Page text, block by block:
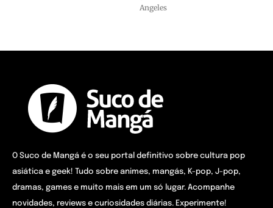
Angeles
O Suco de Mangá é o seu portal definitivo sobre cultura pop
asiática e geek! Tudo sobre animes, mangás, K-pop, J-pop,
dramas, games e muito mais em um só lugar. Acompanhe
novidades, reviews e curiosidades diárias. Experimente!